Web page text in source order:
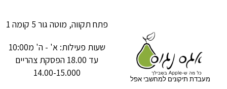
מעבדת תיקונים למחשבי אפל
פתח תקווה, מוטה גור 5 קומה 1
שעות פעילות: א' - ה' מ10:00
עד 18.00 הפסקת צהריים
14.00-15.000